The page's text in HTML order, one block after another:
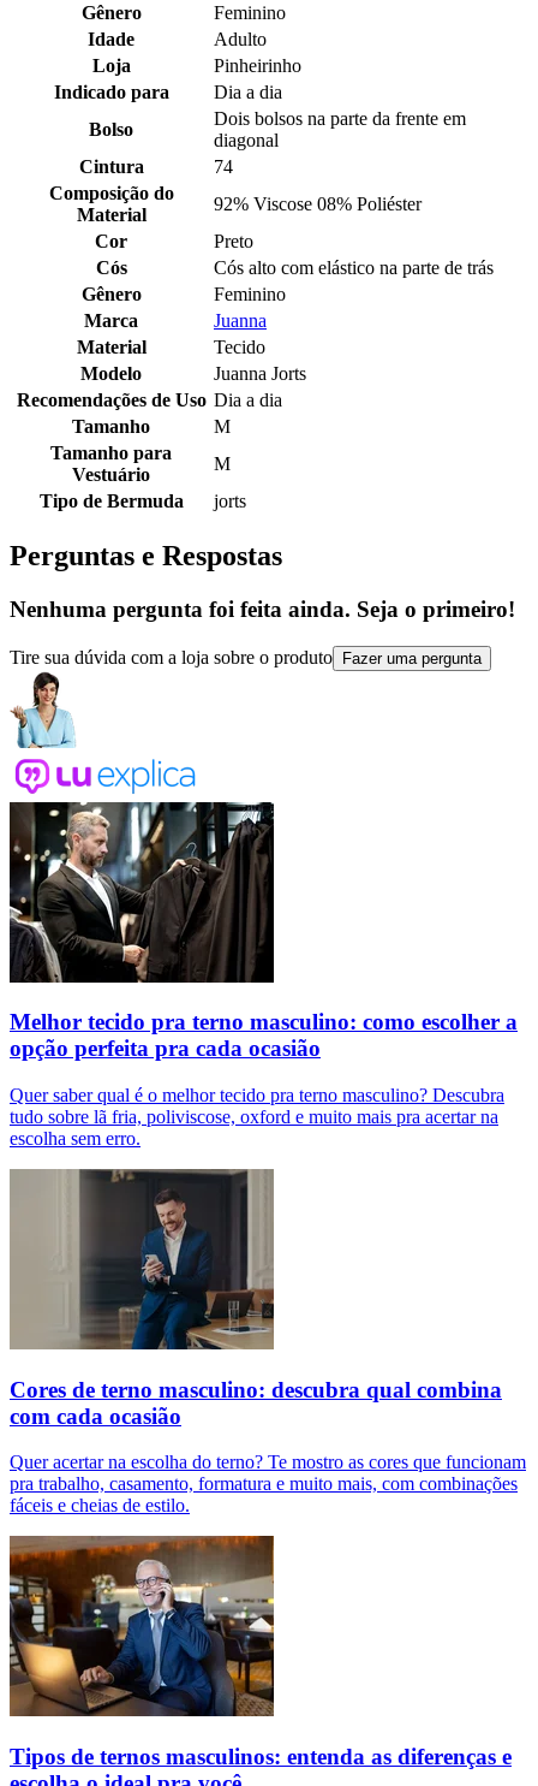
Gênero
Feminino
Idade
Adulto
Loja
Pinheirinho
Indicado para
Dia a dia
Bolso
Dois bolsos na parte da frente em
diagonal
Cintura
74
Composição do
Material
92% Viscose 08% Poliéster
Cor
Preto
Cós
Cós alto com elástico na parte de trás
Gênero
Feminino
Marca
Juanna
Material
Tecido
Modelo
Juanna Jorts
Recomendações de Uso Dia a dia
Tamanho
M
Tamanho para
Vestuário
M
Tipo de Bermuda
jorts
Perguntas e Respostas
Nenhuma pergunta foi feita ainda. Seja o primeiro!
Tire sua dúvida com a loja sobre o produto Fazer uma pergunta
Melhor tecido pra terno masculino: como escolher a
opção perfeita pra cada ocasião
Quer saber qual é o melhor tecido pra terno masculino? Descubra
tudo sobre lã fria, poliviscose, oxford e muito mais pra acertar na
escolha sem erro.
Cores de terno masculino: descubra qual combina
com cada ocasião
Quer acertar na escolha do terno? Te mostro as cores que funcionam
pra trabalho, casamento, formatura e muito mais, com combinações
fáceis e cheias de estilo.
Tipos de ternos masculinos: entenda as diferenças e